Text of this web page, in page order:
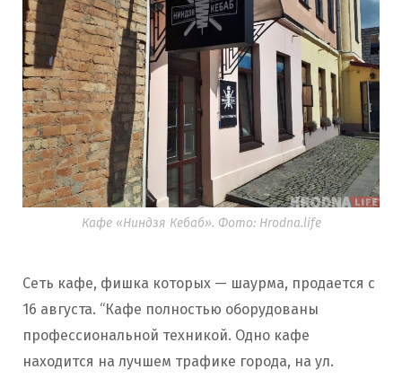
Кафе «Ниндзя Кебаб». Фото: Hrodna.life
Сеть кафе, фишка которых — шаурма, продается с
16 августа. “Кафе полностью оборудованы
профессиональной техникой. Одно кафе
находится на лучшем трафике города, на ул.